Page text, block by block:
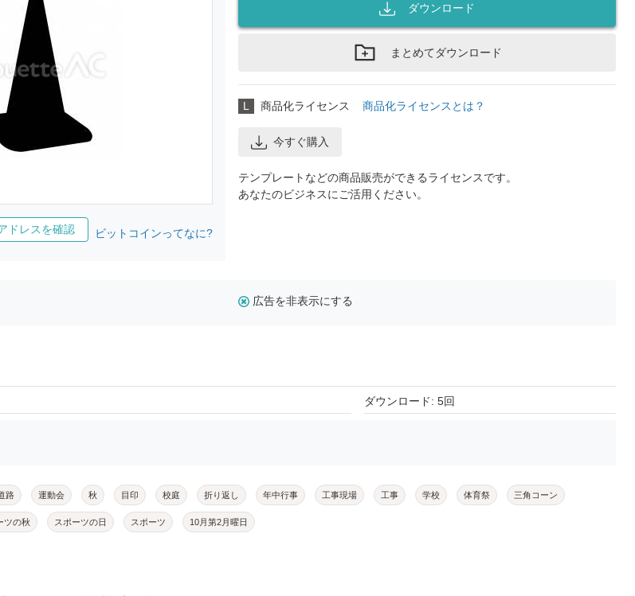
ドレスを確認 ビットコインってなに?
ダウンロード
まとめてダウンロード
L 商品化ライセンス 商品化ライセンスとは？
今すぐ購入
テンプレートなどの商品販売ができるライセンスです。
あなたのビジネスにご活用ください。
広告を非表示にする
ダウンロード: 5回
路 運動会 秋 目印 校庭 折り返し 年中行事 工事現場 工事 学校 体育祭 三角コーン
ツの秋 スポーツの日 スポーツ 10月第2月曜日